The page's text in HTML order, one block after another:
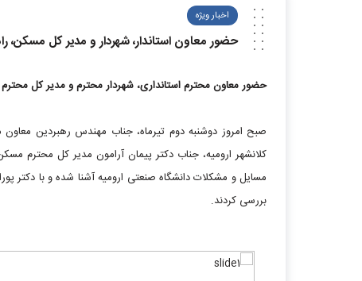
اخبار ویژه
حضور معاون استاندار، شهردار و مدیر کل مسکن،
حضور معاون محترم استانداری، شهردار محترم و مدیر کل
صبح امروز دوشنبه دوم تیرماه، جناب مهندس رهبردین معاون
کلانشهر ارومیه، جناب دکتر پیمان آرامون مدیر کل محترم
مسایل و مشکلات دانشگاه صنعتی ارومیه آشنا شده و با دکتر
بررسی کردند.